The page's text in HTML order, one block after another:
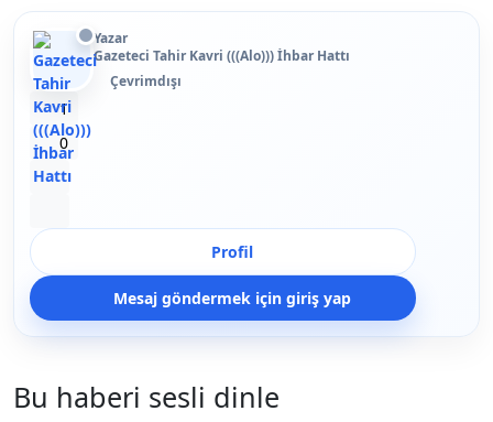
Yazar
Gazeteci Tahir Kavri (((Alo))) İhbar Hattı
Çevrimdışı
Beğen
1
Beğenmeme
0
Yer İmi
Profil
Mesaj göndermek için giriş yap
Bu haberi sesli dinle